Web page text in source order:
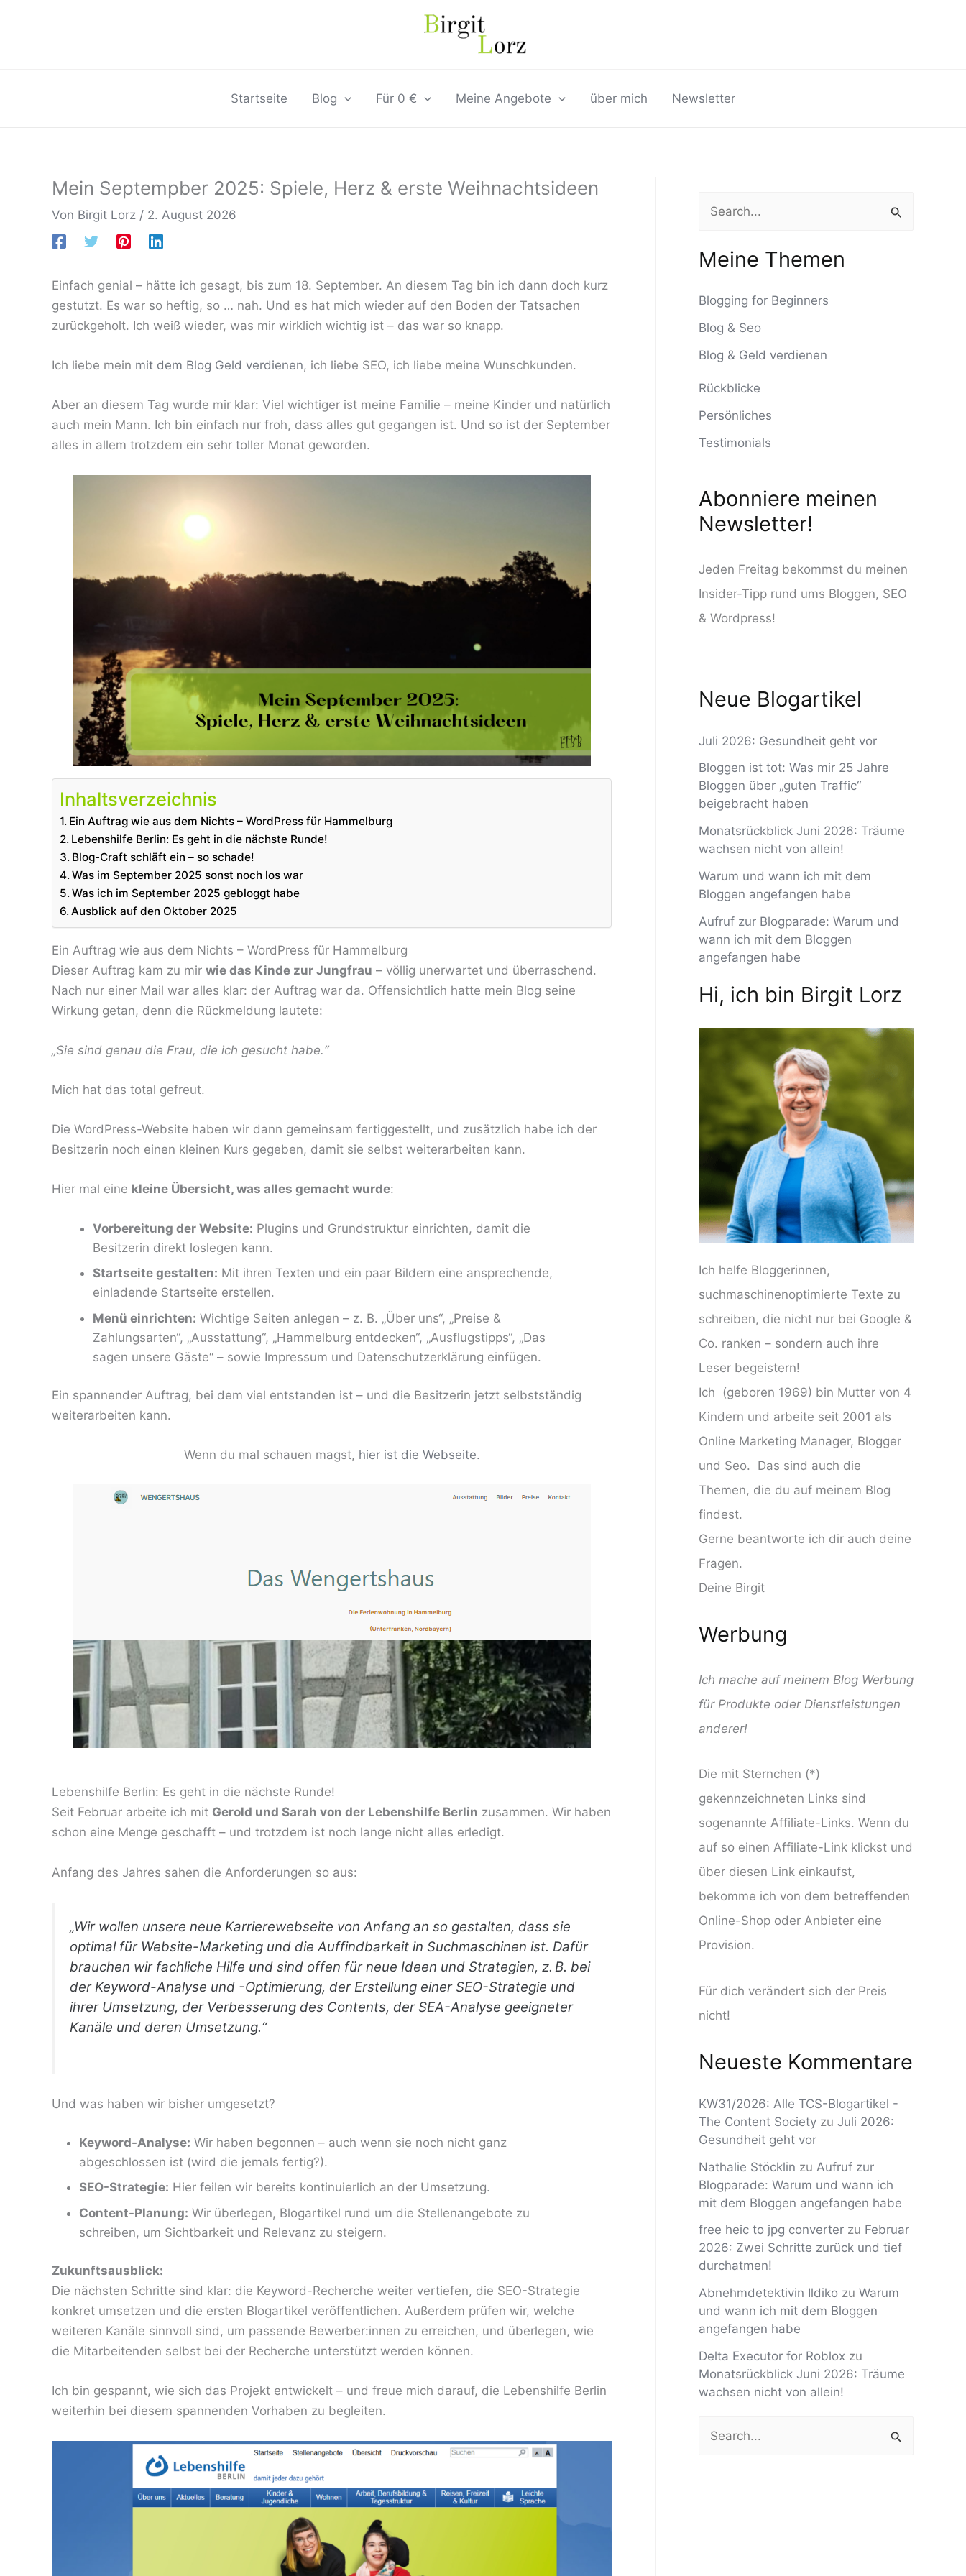
Startseite Blog Für 0 € Meine Angebote über mich Newsletter
Mein Septempber 2025: Spiele, Herz & erste Weihnachtsideen
Von Birgit Lorz / 2. August 2026
Einfach genial – hätte ich gesagt, bis zum 18. September. An diesem Tag bin ich dann doch kurz
gestutzt. Es war so heftig, so … nah. Und es hat mich wieder auf den Boden der Tatsachen
zurückgeholt. Ich weiß wieder, was mir wirklich wichtig ist – das war so knapp.
Ich liebe mein mit dem Blog Geld verdienen, ich liebe SEO, ich liebe meine Wunschkunden.
Aber an diesem Tag wurde mir klar: Viel wichtiger ist meine Familie – meine Kinder und natürlich
auch mein Mann. Ich bin einfach nur froh, dass alles gut gegangen ist. Und so ist der September
alles in allem trotzdem ein sehr toller Monat geworden.
Inhaltsverzeichnis
Ein Auftrag wie aus dem Nichts – WordPress für Hammelburg
Lebenshilfe Berlin: Es geht in die nächste Runde!
Blog-Craft schläft ein – so schade!
Was im September 2025 sonst noch los war
Was ich im September 2025 gebloggt habe
Ausblick auf den Oktober 2025
Ein Auftrag wie aus dem Nichts – WordPress für Hammelburg
Dieser Auftrag kam zu mir wie das Kinde zur Jungfrau – völlig unerwartet und überraschend.
Nach nur einer Mail war alles klar: der Auftrag war da. Offensichtlich hatte mein Blog seine
Wirkung getan, denn die Rückmeldung lautete:
„Sie sind genau die Frau, die ich gesucht habe.“
Mich hat das total gefreut.
Die WordPress-Website haben wir dann gemeinsam fertiggestellt, und zusätzlich habe ich der
Besitzerin noch einen kleinen Kurs gegeben, damit sie selbst weiterarbeiten kann.
Hier mal eine kleine Übersicht, was alles gemacht wurde:
Vorbereitung der Website: Plugins und Grundstruktur einrichten, damit die
Besitzerin direkt loslegen kann.
Startseite gestalten: Mit ihren Texten und ein paar Bildern eine ansprechende,
einladende Startseite erstellen.
Menü einrichten: Wichtige Seiten anlegen – z. B. „Über uns“, „Preise &
Zahlungsarten“, „Ausstattung“, „Hammelburg entdecken“, „Ausflugstipps“, „Das
sagen unsere Gäste“ – sowie Impressum und Datenschutzerklärung einfügen.
Ein spannender Auftrag, bei dem viel entstanden ist – und die Besitzerin jetzt selbstständig
weiterarbeiten kann.
Wenn du mal schauen magst, hier ist die Webseite.
Lebenshilfe Berlin: Es geht in die nächste Runde!
Seit Februar arbeite ich mit Gerold und Sarah von der Lebenshilfe Berlin zusammen. Wir haben
schon eine Menge geschafft – und trotzdem ist noch lange nicht alles erledigt.
Anfang des Jahres sahen die Anforderungen so aus:
„Wir wollen unsere neue Karrierewebseite von Anfang an so gestalten, dass sie
optimal für Website-Marketing und die Auffindbarkeit in Suchmaschinen ist. Dafür
brauchen wir fachliche Hilfe und sind offen für neue Ideen und Strategien, z. B. bei
der Keyword-Analyse und -Optimierung, der Erstellung einer SEO-Strategie und
ihrer Umsetzung, der Verbesserung des Contents, der SEA-Analyse geeigneter
Kanäle und deren Umsetzung.“
Und was haben wir bisher umgesetzt?
Keyword-Analyse: Wir haben begonnen – auch wenn sie noch nicht ganz
abgeschlossen ist (wird die jemals fertig?).
SEO-Strategie: Hier feilen wir bereits kontinuierlich an der Umsetzung.
Content-Planung: Wir überlegen, Blogartikel rund um die Stellenangebote zu
schreiben, um Sichtbarkeit und Relevanz zu steigern.
Zukunftsausblick:
Die nächsten Schritte sind klar: die Keyword-Recherche weiter vertiefen, die SEO-Strategie
konkret umsetzen und die ersten Blogartikel veröffentlichen. Außerdem prüfen wir, welche
weiteren Kanäle sinnvoll sind, um passende Bewerber:innen zu erreichen, und überlegen, wie
die Mitarbeitenden selbst bei der Recherche unterstützt werden können.
Ich bin gespannt, wie sich das Projekt entwickelt – und freue mich darauf, die Lebenshilfe Berlin
weiterhin bei diesem spannenden Vorhaben zu begleiten.
c
e
n
n
h
Meine Themen
Blogging for Beginners
Blog & Seo
Blog & Geld verdienen
Rückblicke
Persönliches
Testimonials
Abonniere meinen
Newsletter!
Jeden Freitag bekommst du meinen
Insider-Tipp rund ums Bloggen, SEO
& Wordpress!
Neue Blogartikel
Juli 2026: Gesundheit geht vor
Bloggen ist tot: Was mir 25 Jahre
Bloggen über „guten Traffic“
beigebracht haben
Monatsrückblick Juni 2026: Träume
wachsen nicht von allein!
Warum und wann ich mit dem
Bloggen angefangen habe
Aufruf zur Blogparade: Warum und
wann ich mit dem Bloggen
angefangen habe
Hi, ich bin Birgit Lorz
Ich helfe Bloggerinnen,
suchmaschinenoptimierte Texte zu
schreiben, die nicht nur bei Google &
Co. ranken – sondern auch ihre
Leser begeistern!
Ich (geboren 1969) bin Mutter von 4
Kindern und arbeite seit 2001 als
Online Marketing Manager, Blogger
und Seo. Das sind auch die
Themen, die du auf meinem Blog
findest.
Gerne beantworte ich dir auch deine
Fragen.
Deine Birgit
Werbung
Ich mache auf meinem Blog Werbung
für Produkte oder Dienstleistungen
anderer!
Die mit Sternchen (*)
gekennzeichneten Links sind
sogenannte Affiliate-Links. Wenn du
auf so einen Affiliate-Link klickst und
über diesen Link einkaufst,
bekomme ich von dem betreffenden
Online-Shop oder Anbieter eine
Provision.
Für dich verändert sich der Preis
nicht!
Neueste Kommentare
KW31/2026: Alle TCS-Blogartikel -
The Content Society zu Juli 2026:
Gesundheit geht vor
Nathalie Stöcklin zu Aufruf zur
Blogparade: Warum und wann ich
mit dem Bloggen angefangen habe
free heic to jpg converter zu Februar
2026: Zwei Schritte zurück und tief
durchatmen!
Abnehmdetektivin Ildiko zu Warum
und wann ich mit dem Bloggen
angefangen habe
Delta Executor for Roblox zu
Monatsrückblick Juni 2026: Träume
wachsen nicht von allein!